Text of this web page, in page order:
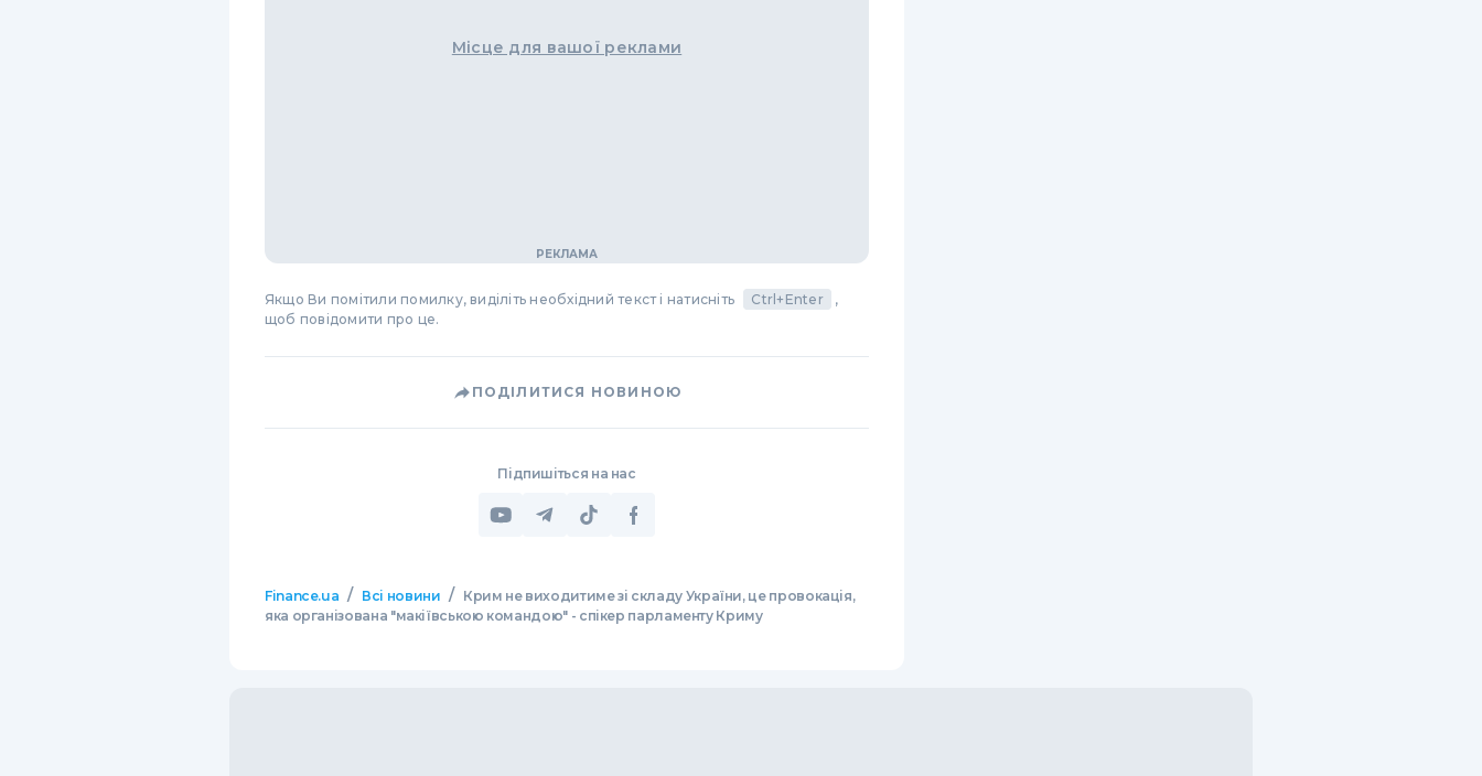
Місце для вашої реклами
Якщо Ви помітили помилку, виділіть необхідний текст і натисніть Ctrl+Enter
,
щоб повідомити про це.
ПОДІЛИТИСЯ НОВИНОЮ
Підпишіться на нас
Finance.ua / Всі новини / Крим не виходитиме зі складу України, це провокація,
яка організована "макіївською командою" - спікер парламенту Криму